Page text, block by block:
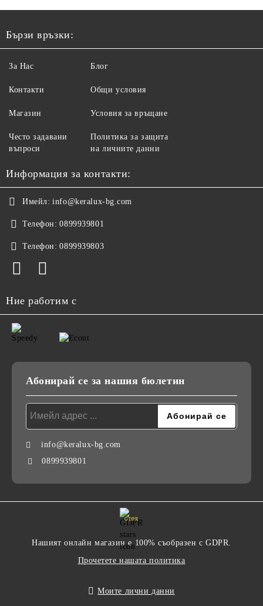
Бързи връзки:
За Нас
Контакти
Магазин
Често задавани
въпроси
Блог
Общи условия
Условия за връщане
Политика за защита
на личните данни
Информация за контакти:
Имейл: info@keralux-bg.com
Телефон: 0899939801
Телефон: 0899939803
Ние работим с
Абонирай се за нашия бюлетин
info@keralux-bg.com
0899939801
GDPR
Нашият онлайн магазин е 100% съобразен с GDPR.
Прочетете нашата политика
Моите лични данни